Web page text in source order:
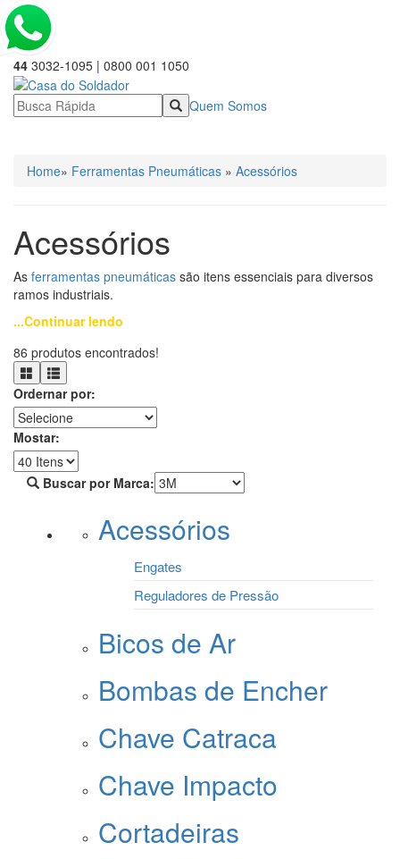
44 3032-1095 | 0800 001 1050
Quem Somos
Home» Ferramentas Pneumáticas » Acessórios
Acessórios
As ferramentas pneumáticas são itens essenciais para diversos
ramos industriais.
...Continuar lendo
86 produtos encontrados!
Ordernar por:
Mostar:
Buscar por Marca:
Acessórios
Engates
Reguladores de Pressão
Bicos de Ar
Bombas de Encher
Chave Catraca
Chave Impacto
Cortadeiras